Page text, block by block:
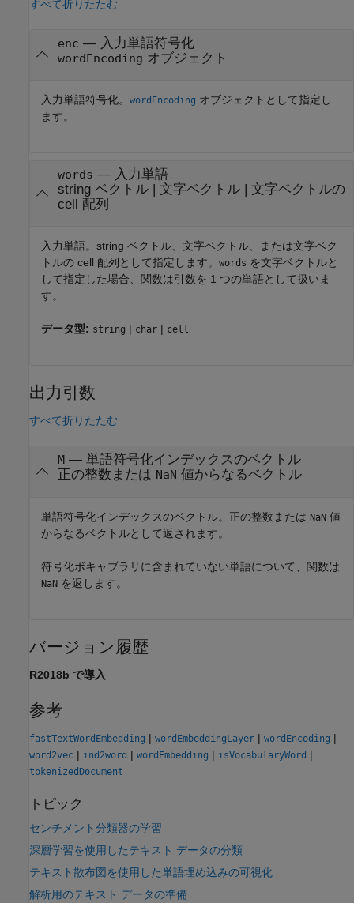
すべて折りたたむ
enc — 入力単語符号化
wordEncoding オブジェクト
入力単語符号化。 wordEncoding オブジェクトとして指定し
ます。
words — 入力単語
string ベクトル| 文字ベクトル| 文字ベクトルの
cell 配列
入力単語。string ベクトル、文字ベクトル、または文字ベク
トルの cell 配列として指定します。 words を文字ベクトルと
して指定した場合、関数は引数を 1 つの単語として扱いま
す。
データ型: string | char | cell
出力引数
すべて折りたたむ
M— 単語符号化インデックスのベクトル
正の整数または NaN 値からなるベクトル
単語符号化インデックスのベクトル。正の整数または NaN 値
からなるベクトルとして返されます。
符号化ボキャブラリに含まれていない単語について、関数は
NaN を返します。
バージョン履歴
R2018b で導入
参考
fastTextWordEmbedding | wordEmbeddingLayer | wordEncoding |
word2vec | ind2word | wordEmbedding | isVocabularyWord |
tokenizedDocument
トピック
センチメント分類器の学習
深層学習を使用したテキスト データの分類
テキスト散布図を使用した単語埋め込みの可視化
解析用のテキスト データの準備